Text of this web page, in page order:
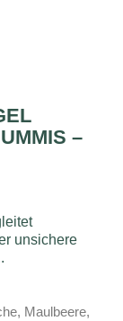
–
unsichere
Maulbeere,